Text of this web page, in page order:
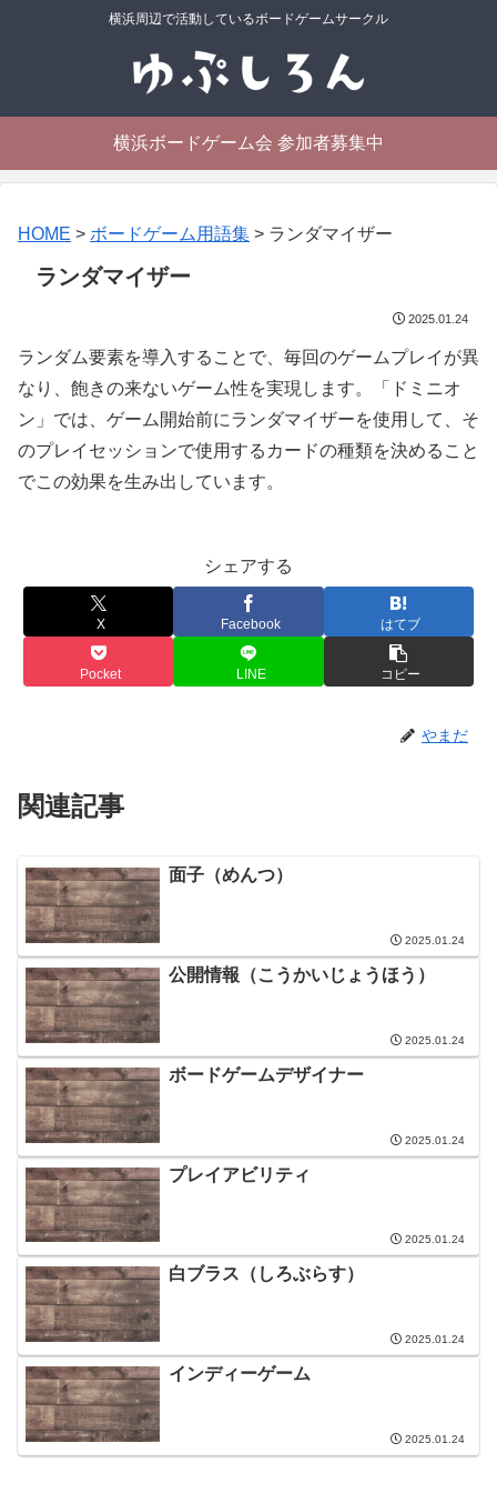
横浜周辺で活動しているボードゲームサークル
横浜ボードゲーム会 参加者募集中
HOME > ボードゲーム用語集 > ランダマイザー
ランダマイザー
2025.01.24
ランダム要素を導入することで、毎回のゲームプレイが異
なり、飽きの来ないゲーム性を実現します。「ドミニオ
ン」では、ゲーム開始前にランダマイザーを使用して、そ
のプレイセッションで使用するカードの種類を決めること
でこの効果を生み出しています。
シェアする
X Facebook はてブ
Pocket LINE コピー
やまだ
関連記事
面子（めんつ）
2025.01.24
公開情報（こうかいじょうほう）
2025.01.24
ボードゲームデザイナー
2025.01.24
プレイアビリティ
2025.01.24
白ブラス（しろぶらす）
2025.01.24
インディーゲーム
2025.01.24